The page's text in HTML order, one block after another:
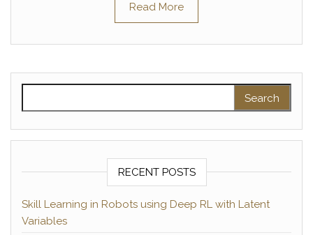
Read More
RECENT POSTS
Skill Learning in Robots using Deep RL with Latent
Variables